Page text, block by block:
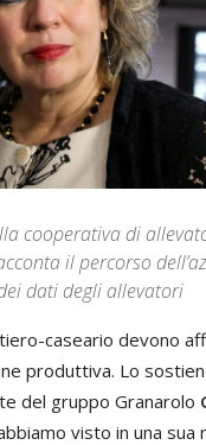
cooperativa di
il percorso
dati degli allevatori
caseario devono
produttiva. Lo
del gruppo Granarolo
visto in una